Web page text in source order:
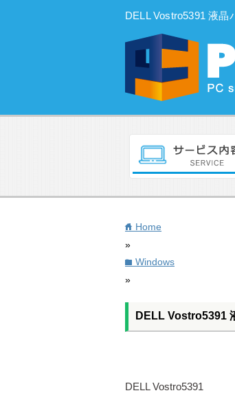
DELL Vostro5391 液
home Home
»
folder Windows
»
DELL Vostro5391
DELL Vostro5391